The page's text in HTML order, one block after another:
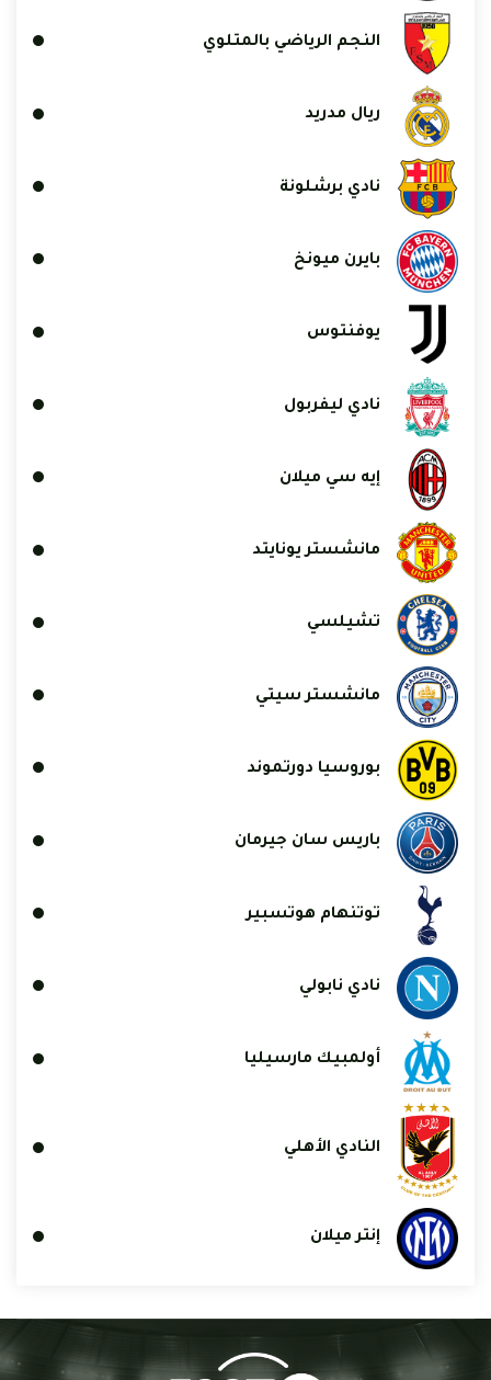
النجم الرياضي بالمتلوي
ريال مدريد
نادي برشلونة
بايرن ميونخ
يوفنتوس
نادي ليفربول
إيه سي ميلان
مانشستر يونايتد
تشيلسي
مانشستر سيتي
بوروسيا دورتموند
باريس سان جيرمان
توتنهام هوتسبير
نادي نابولي
أولمبيك مارسيليا
النادي الأهلي
إنتر ميلان